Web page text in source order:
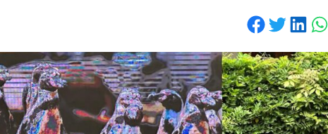
Share on Facebook Share on Twitter Share on LinkedIn Share on WhatsApp